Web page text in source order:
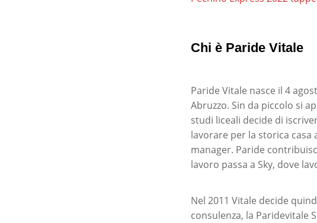
Chi è Paride Vitale
Paride Vitale nasce il 4
Abruzzo. Sin da piccolo si
studi liceali decide di
lavorare per la storica
manager. Paride
lavoro passa a Sky, dove
Nel 2011 Vitale decide
consulenza, la Paridevitale